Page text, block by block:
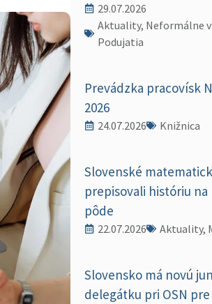
29.07.2026
Aktuality, Neformálne
Podujatia
Prevádzka pracovísk
2026
24.07.2026 Knižnica
Slovenské
prepisovali históriu
pôde
22.07.2026 Aktuality,
Slovensko má novú
delegátku pri OSN pre